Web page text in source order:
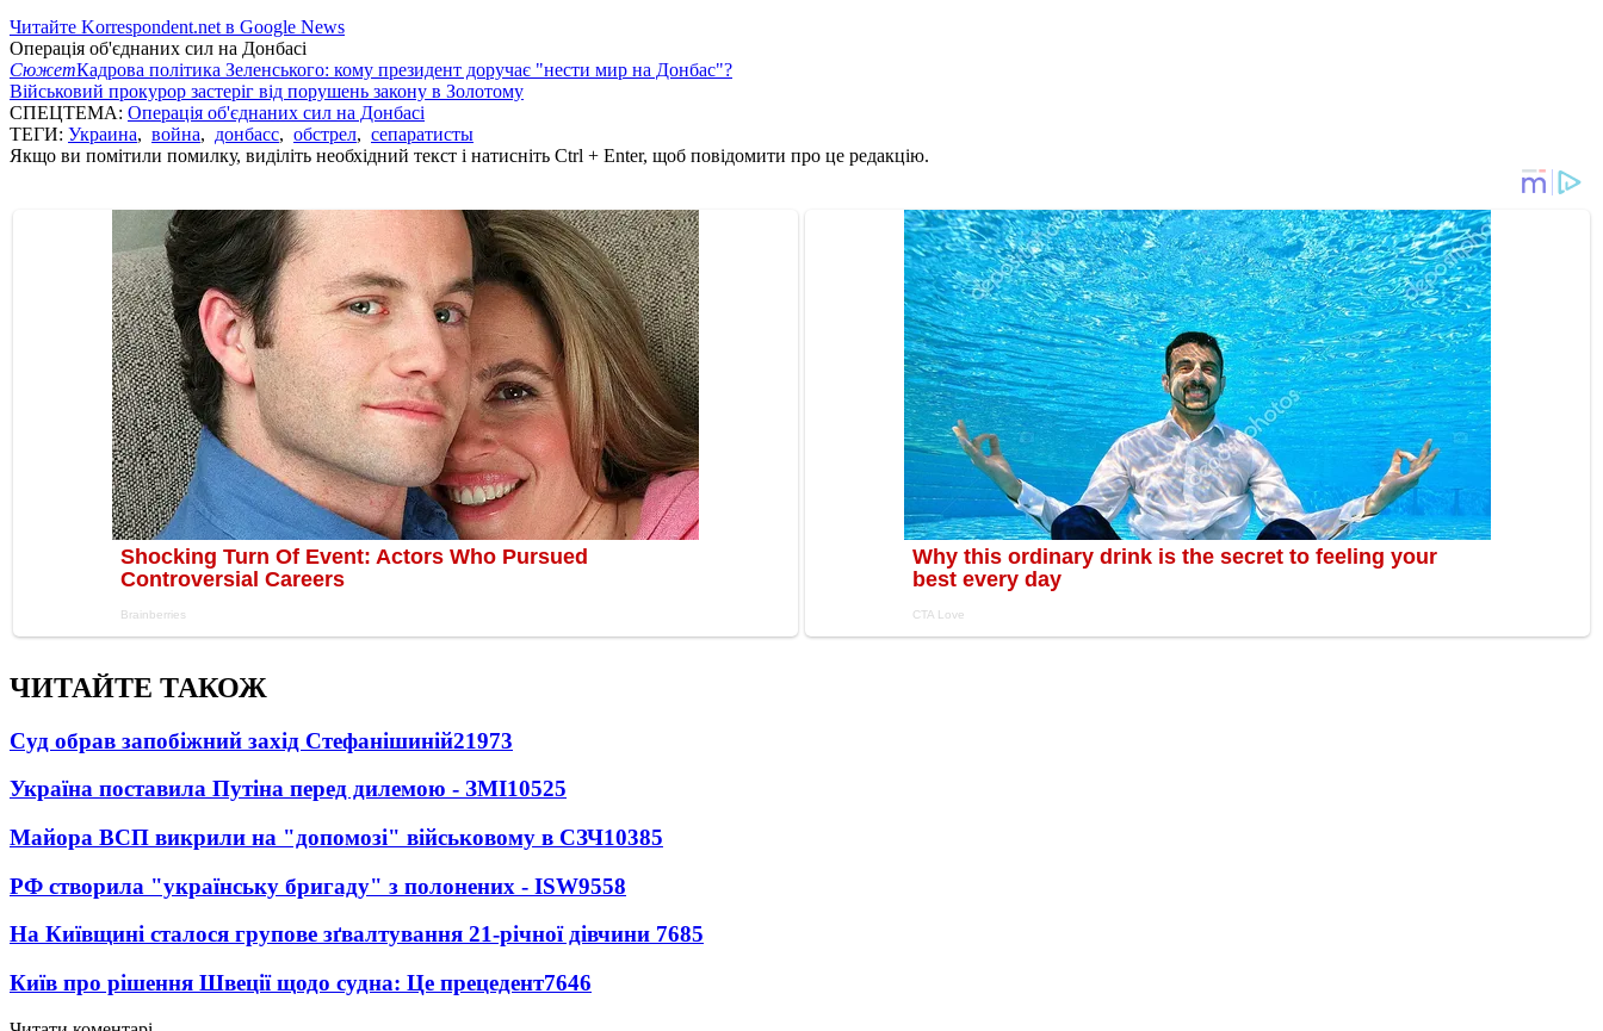
Читайте Korrespondent.net в Google News
Операція об'єднаних сил на Донбасі
СюжетКадрова політика Зеленського: кому президент доручає "нести мир на Донбас"?
Військовий прокурор застеріг від порушень закону в Золотому
СПЕЦТЕМА: Операція об'єднаних сил на Донбасі
ТЕГИ: Украина, война, донбасс, обстрел, сепаратисты
Якщо ви помітили помилку, виділіть необхідний текст і натисніть Ctrl + Enter, щоб повідомити про це редакцію.
ЧИТАЙТЕ ТАКОЖ
Суд обрав запобіжний захід Стефанішиній21973
Україна поставила Путіна перед дилемою - ЗМІ10525
Майора ВСП викрили на "допомозі" військовому в СЗЧ10385
РФ створила "українську бригаду" з полонених - ISW9558
На Київщині сталося групове зґвалтування 21-річної дівчини 7685
Київ про рішення Швеції щодо судна: Це прецедент7646